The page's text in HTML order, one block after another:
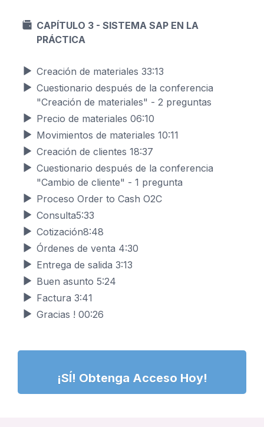
CAPÍTULO 3 - SISTEMA SAP EN LA
PRÁCTICA
Creación de materiales 33:13
Cuestionario después de la conferencia
"Creación de materiales" - 2 preguntas
Precio de materiales 06:10
Movimientos de materiales 10:11
Creación de clientes 18:37
Cuestionario después de la conferencia
"Cambio de cliente" - 1 pregunta
Proceso Order to Cash O2C
Consulta5:33
Cotización8:48
Órdenes de venta 4:30
Entrega de salida 3:13
Buen asunto 5:24
Factura 3:41
Gracias ! 00:26
¡SÍ! Obtenga Acceso Hoy!